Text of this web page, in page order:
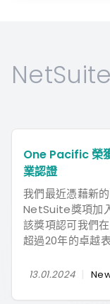
One Pacific 榮
業認證
我們最近憑藉新
NetSuite獎項加
該獎項認可我們
超過20年的卓越
13.01.2024|